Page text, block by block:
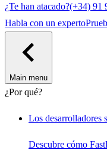
¿Te han atacado?(+34) 91
Habla con un experto
Main menu
¿Por qué?
Los desarrolladores
Descubre cómo